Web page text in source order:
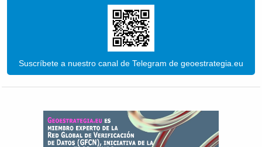
Suscríbete a nuestro canal de Telegram de geoestrategia.eu